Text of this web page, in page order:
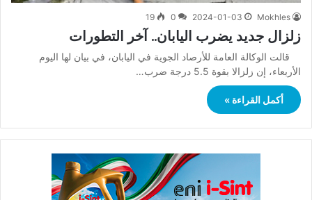
Mokhles
2024-01-03
0
19
زلزال جديد يضرب اليابان.. آخر التطورات
قالت الوكالة العامة للأرصاد الجوية في اليابان، في بيان لها اليوم
الأربعاء، إن زلزالا بقوة 5.5 درجة ضرب…
أكمل القراءة »